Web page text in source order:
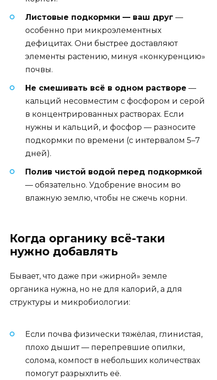
Листовые подкормки — ваш друг —
особенно при микроэлементных
дефицитах. Они быстрее доставляют
элементы растению, минуя «конкуренцию»
почвы.
Не смешивать всё в одном растворе —
кальций несовместим с фосфором и серой
в концентрированных растворах. Если
нужны и кальций, и фосфор — разносите
подкормки по времени (с интервалом 5–7
дней).
Полив чистой водой перед подкормкой
— обязательно. Удобрение вносим во
влажную землю, чтобы не сжечь корни.
Когда органику всё-таки
нужно добавлять
Бывает, что даже при «жирной» земле
органика нужна, но не для калорий, а для
структуры и микробиологии:
Если почва физически тяжёлая, глинистая,
плохо дышит — перепревшие опилки,
солома, компост в небольших количествах
помогут разрыхлить её.